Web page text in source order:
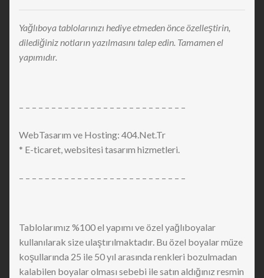
Yağlıboya tablolarınızı hediye etmeden önce özelleştirin,
dilediğiniz notların yazılmasını talep edin. Tamamen el
yapımıdır.
– – – – – – – – – – – – – – – – – – – – – – – – – –
WebTasarım ve Hosting: 404.Net.Tr
* E-ticaret, websitesi tasarım hizmetleri.
– – – – – – – – – – – – – – – – – – – – – – – – – –
Tablolarımız %100 el yapımı ve özel yağlıboyalar
kullanılarak size ulaştırılmaktadır. Bu özel boyalar müze
koşullarında 25 ile 50 yıl arasında renkleri bozulmadan
kalabilen boyalar olması sebebi ile satın aldığınız resmin